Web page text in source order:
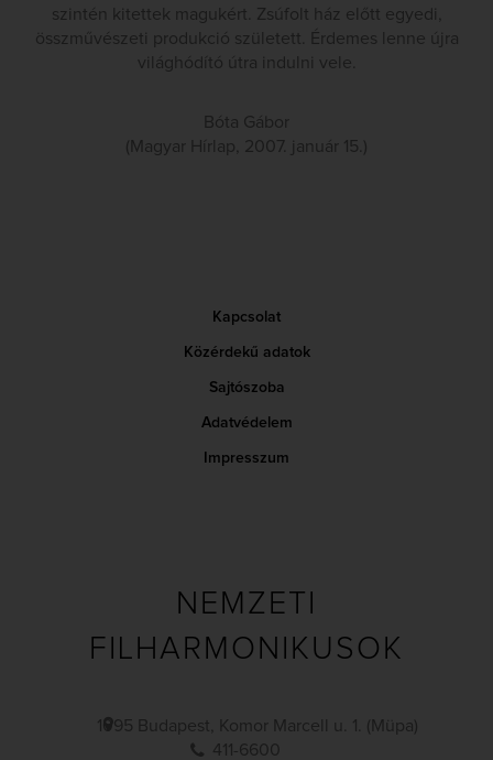
szintén kitettek magukért. Zsúfolt ház előtt egyedi,
összművészeti produkció született. Érdemes lenne újra
világhódító útra indulni vele.
Bóta Gábor
(Magyar Hírlap, 2007. január 15.)
Kapcsolat
Közérdekű adatok
Sajtószoba
Adatvédelem
Impresszum
NEMZETI
FILHARMONIKUSOK
1095 Budapest, Komor Marcell u. 1. (Müpa)
411-6600